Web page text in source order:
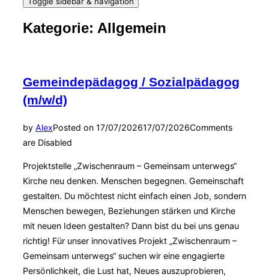
Kategorie: Allgemein
Gemeindepädagog / Sozialpädagog
(m/w/d)
by AlexPosted on 17/07/202617/07/2026Comments
are Disabled
Projektstelle „Zwischenraum – Gemeinsam unterwegs“
Kirche neu denken. Menschen begegnen. Gemeinschaft
gestalten. Du möchtest nicht einfach einen Job, sondern
Menschen bewegen, Beziehungen stärken und Kirche
mit neuen Ideen gestalten? Dann bist du bei uns genau
richtig! Für unser innovatives Projekt „Zwischenraum –
Gemeinsam unterwegs“ suchen wir eine engagierte
Persönlichkeit, die Lust hat, Neues auszuprobieren,